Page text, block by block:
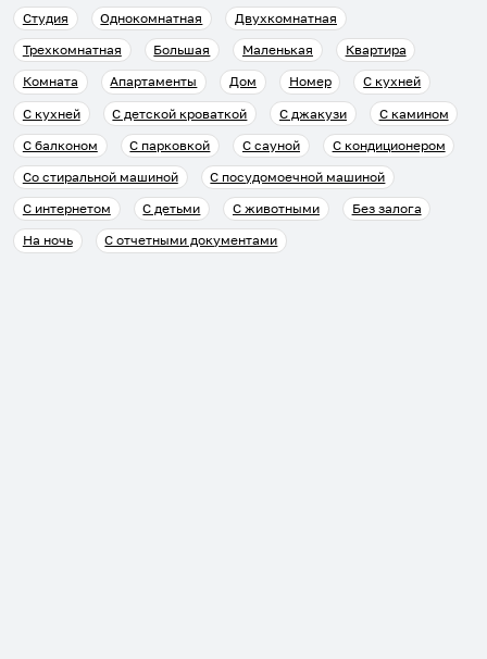
Студия Однокомнатная
Двухкомнатная
Трехкомнатная
Большая Маленькая
Квартира
Комната
Апартаменты Дом Номер
С кухней
С кухней
С детской кроваткой С джакузи
С камином
С балконом
С парковкой С сауной
С кондиционером
Со стиральной машиной
С посудомоечной машиной
С интернетом
С детьми С животными
Без залога
На ночь
С отчетными документами